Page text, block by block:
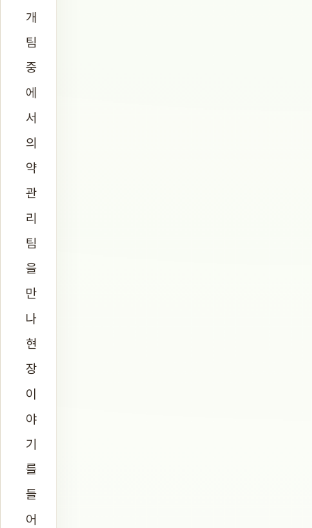
개
팀
중
에
서
의
약
관
리
팀
을
만
나
현
장
이
야
기
를
들
어